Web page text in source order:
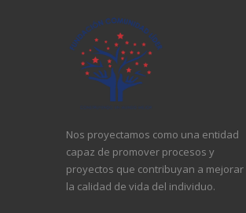
Nos proyectamos como una entidad
capaz de promover procesos y
proyectos que contribuyan a mejorar
la calidad de vida del individuo.